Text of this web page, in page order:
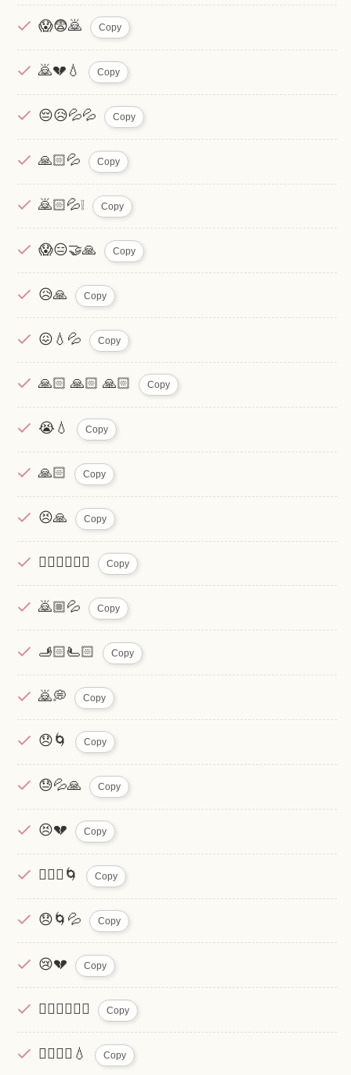
😱😨🙇 Copy
🙇💔💧 Copy
😔😥💦💦 Copy
🙏🏻💦 Copy
🙇🏻💦❕ Copy
😱😑🤝🙏 Copy
😥🙏 Copy
😖💧💦 Copy
🙏🏻 🙏🏻 🙏🏻 Copy
😭💧 Copy
🙏🏻 Copy
😣🙏 Copy
🙇‍♂️🙇‍♂️🙇‍♂️ Copy
🙇🏼💦 Copy
🫸🏻🫷🏻 Copy
🙇💭 Copy
😞🌀 Copy
😓💦🙏 Copy
😣💔 Copy
🤦🏻‍♂️🌀 Copy
😞🌀💦 Copy
😢💔 Copy
🙇‍♀️🙇‍♂️🙇‍♀️ Copy
👉🏻👈🏻‪‪💧 Copy